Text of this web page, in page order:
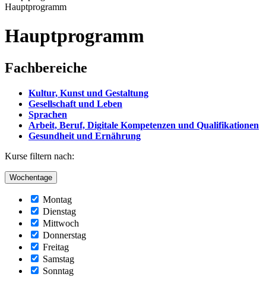
Hauptprogramm
Hauptprogramm
Fachbereiche
Kultur, Kunst und Gestaltung
Gesellschaft und Leben
Sprachen
Arbeit, Beruf, Digitale Kompetenzen und Qualifikationen
Gesundheit und Ernährung
Kurse filtern nach:
Wochentage
Montag
Dienstag
Mittwoch
Donnerstag
Freitag
Samstag
Sonntag